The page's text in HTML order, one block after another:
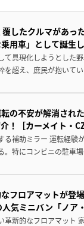
したクルマがあっ
用車」として誕生
て具現化しようとした
を超え、庶民が抱いて
の不安が解消され
！［カーメイト・
補助ミラー 運転経験
。特にコンビニの駐車
フロアマットが登
気ミニバン「ノア
新的なフロアマット